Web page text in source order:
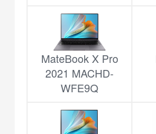
MateBook X Pro
2021 MACHD-
WFE9Q